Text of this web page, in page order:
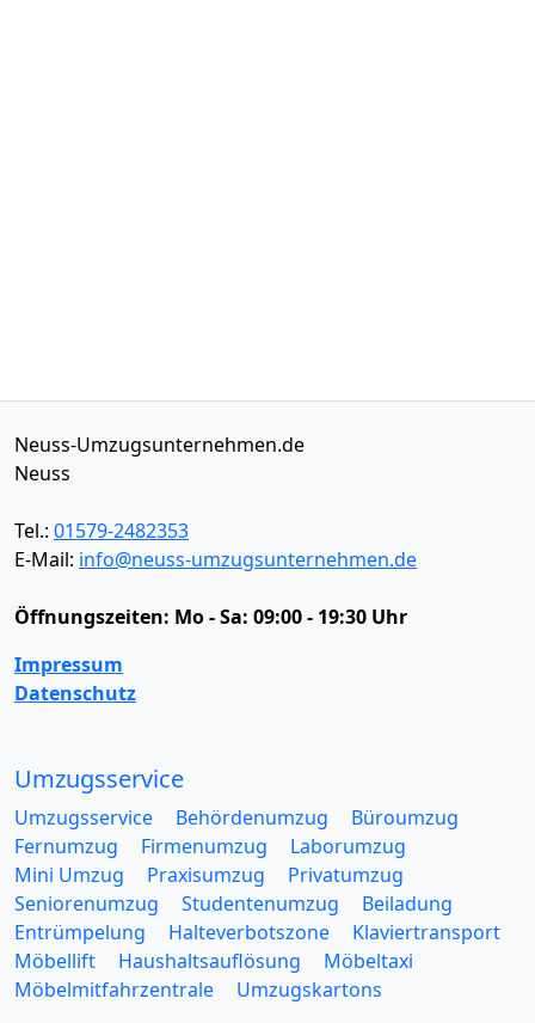
Neuss-Umzugsunternehmen.de
Neuss
Tel.: 01579-2482353
E-Mail: info@neuss-umzugsunternehmen.de
Öffnungszeiten: Mo - Sa: 09:00 - 19:30 Uhr
Impressum
Datenschutz
Umzugsservice
Umzugsservice Behördenumzug
Büroumzug
Fernumzug
Firmenumzug
Laborumzug
Mini Umzug
Praxisumzug
Privatumzug
Seniorenumzug
Studentenumzug
Beiladung
Entrümpelung
Halteverbotszone
Klaviertransport
Möbellift
Haushaltsauflösung
Möbeltaxi
Möbelmitfahrzentrale
Umzugskartons